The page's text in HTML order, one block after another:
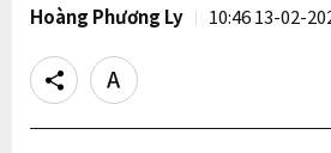
Hoàng Phương Ly 10:46 13-02-
Share
Text
size